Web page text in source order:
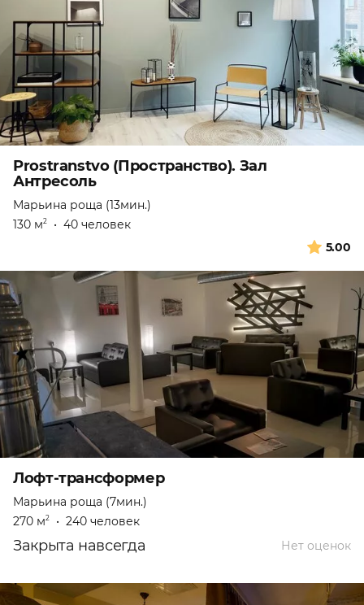
Prostranstvo (Пространство). Зал
Антресоль
Марьина роща (13мин.)
130 м2 • 40 человек
5.00
Лофт-трансформер
Марьина роща (7мин.)
270 м2 • 240 человек
Нет оценок
Закрыта навсегда